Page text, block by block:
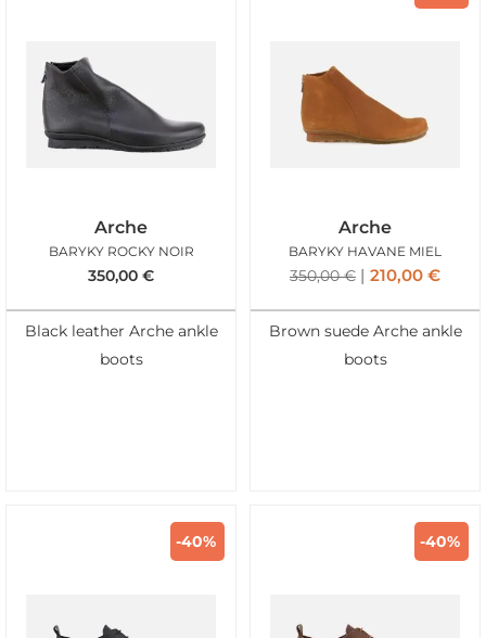
Arche
BARYKY ROCKY NOIR
350,00 €
Black leather Arche ankle
boots
Arche
BARYKY HAVANE MIEL
350,00€ 210,00 €
Brown suede Arche ankle
boots
-40% -40%